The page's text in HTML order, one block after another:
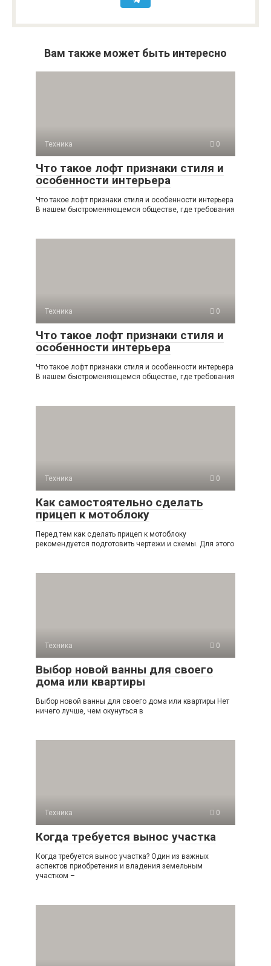
Вам также может быть интересно
Техника 0
Что такое лофт признаки стиля и
особенности интерьера
Что такое лофт признаки стиля и особенности интерьера
В нашем быстроменяющемся обществе, где требования
Техника 0
Что такое лофт признаки стиля и
особенности интерьера
Что такое лофт признаки стиля и особенности интерьера
В нашем быстроменяющемся обществе, где требования
Техника 0
Как самостоятельно сделать
прицеп к мотоблоку
Перед тем как сделать прицеп к мотоблоку
рекомендуется подготовить чертежи и схемы. Для этого
Техника 0
Выбор новой ванны для своего
дома или квартиры
Выбор новой ванны для своего дома или квартиры Нет
ничего лучше, чем окунуться в
Техника 0
Когда требуется вынос участка
Когда требуется вынос участка? Один из важных
аспектов приобретения и владения земельным
участком –